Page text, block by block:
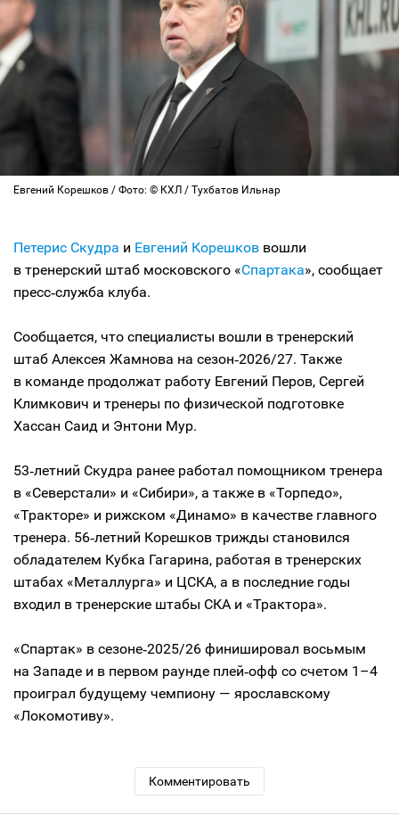
Евгений Корешков / Фото: © КХЛ / Тухбатов Ильнар
Петерис Скудра и Евгений Корешков вошли
в тренерский штаб московского «Спартака», сообщает
пресс‑служба клуба.
Сообщается, что специалисты вошли в тренерский
штаб Алексея Жамнова на сезон‑2026/27. Также
в команде продолжат работу Евгений Перов, Сергей
Климкович и тренеры по физической подготовке
Хассан Саид и Энтони Мур.
53‑летний Скудра ранее работал помощником тренера
в «Северстали» и «Сибири», а также в «Торпедо»,
«Тракторе» и рижском «Динамо» в качестве главного
тренера. 56‑летний Корешков трижды становился
обладателем Кубка Гагарина, работая в тренерских
штабах «Металлурга» и ЦСКА, а в последние годы
входил в тренерские штабы СКА и «Трактора».
«Спартак» в сезоне‑2025/26 финишировал восьмым
на Западе и в первом раунде плей‑офф со счетом 1–4
проиграл будущему чемпиону — ярославскому
«Локомотиву».
Комментировать